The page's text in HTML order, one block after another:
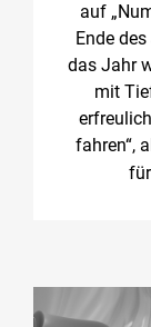
auf
Ende
das Jahr
mit
fahren“,